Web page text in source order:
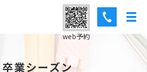
web予約
卒業シーズン